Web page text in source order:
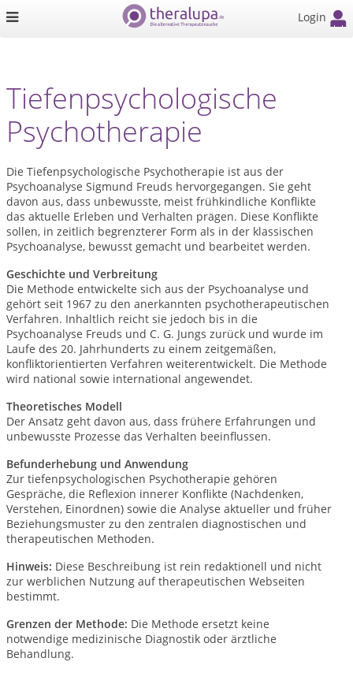
Login
Tiefenpsychologische
Psychotherapie
Die Tiefenpsychologische Psychotherapie ist aus der
Psychoanalyse Sigmund Freuds hervorgegangen. Sie geht
davon aus, dass unbewusste, meist frühkindliche Konflikte
das aktuelle Erleben und Verhalten prägen. Diese Konflikte
sollen, in zeitlich begrenzterer Form als in der klassischen
Psychoanalyse, bewusst gemacht und bearbeitet werden.
Geschichte und Verbreitung
Die Methode entwickelte sich aus der Psychoanalyse und
gehört seit 1967 zu den anerkannten psychotherapeutischen
Verfahren. Inhaltlich reicht sie jedoch bis in die
Psychoanalyse Freuds und C. G. Jungs zurück und wurde im
Laufe des 20. Jahrhunderts zu einem zeitgemäßen,
konfliktorientierten Verfahren weiterentwickelt. Die Methode
wird national sowie international angewendet.
Theoretisches Modell
Der Ansatz geht davon aus, dass frühere Erfahrungen und
unbewusste Prozesse das Verhalten beeinflussen.
Befunderhebung und Anwendung
Zur tiefenpsychologischen Psychotherapie gehören
Gespräche, die Reflexion innerer Konflikte (Nachdenken,
Verstehen, Einordnen) sowie die Analyse aktueller und früher
Beziehungsmuster zu den zentralen diagnostischen und
therapeutischen Methoden.
Hinweis: Diese Beschreibung ist rein redaktionell und nicht
zur werblichen Nutzung auf therapeutischen Webseiten
bestimmt.
Grenzen der Methode: Die Methode ersetzt keine
notwendige medizinische Diagnostik oder ärztliche
Behandlung.